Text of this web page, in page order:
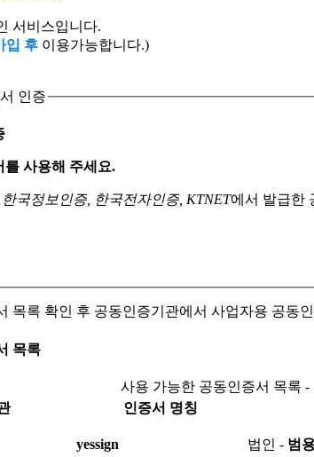
서비스입니다.
입 후 이용가능합니다.)
인증
사용해 주세요.
국정보인증, 한국전자인증, KTNET에서 발급한
목록 확인 후 공동인증기관에서 사업자용 공동
목록
사용 가능한 공동인증서 목록
인증서 명칭
yessign 법인 - 범